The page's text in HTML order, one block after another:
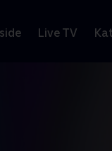
Live TV